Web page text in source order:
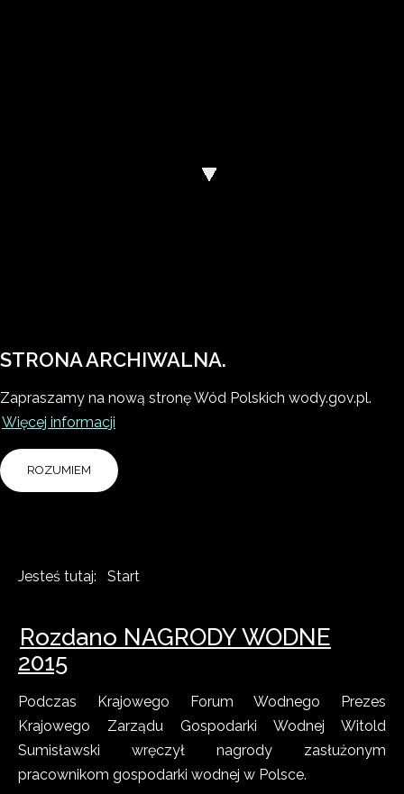
STRONA ARCHIWALNA.
Zapraszamy na nową stronę Wód Polskich wody.gov.pl.
Więcej informacji
ROZUMIEM
Jesteś tutaj: Start
Rozdano NAGRODY WODNE
2015
Podczas Krajowego Forum Wodnego Prezes
Krajowego Zarządu Gospodarki Wodnej Witold
Sumisławski wręczył nagrody zasłużonym
pracownikom gospodarki wodnej w Polsce.